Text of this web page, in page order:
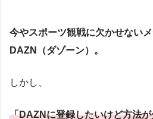
今やスポーツ観戦に欠かせない
DAZN（ダゾーン）。
しかし、
「DAZNに登録したいけど方法